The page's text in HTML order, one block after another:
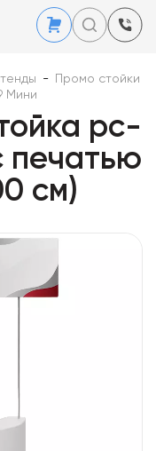
-
Промо стойки
Мини
pc-
печатью
см)